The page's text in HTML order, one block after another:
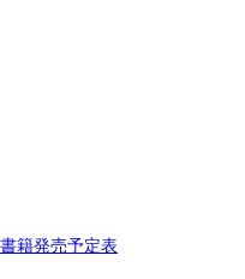
書籍発売予定表